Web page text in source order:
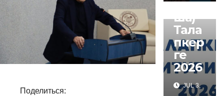
Поделиться:
(Қазақ
ша)
Тала
пкер
ге
2026
JUL 3,